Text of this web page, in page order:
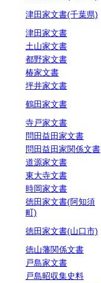
津田家文書(千葉県)
津田家文書
土山家文書
都野家文書
椿家文書
坪井家文書
鶴田家文書
寺戸家文書
問田益田家文書
問田益田家関係文書
道源家文書
東大寺文書
時岡家文書
徳田家文書(阿知須
町)
徳田家文書(山口市)
徳山藩関係文書
戸島家文書
戸島昭収集史料